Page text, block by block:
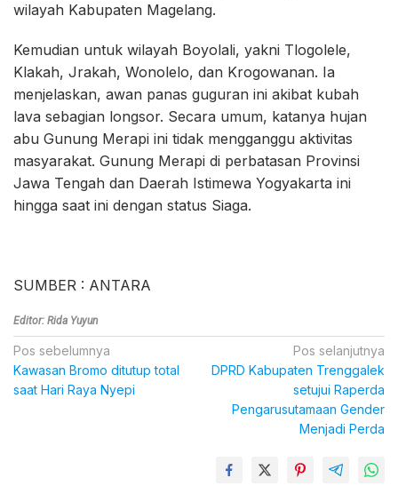
wilayah Kabupaten Magelang.
Kemudian untuk wilayah Boyolali, yakni Tlogolele,
Klakah, Jrakah, Wonolelo, dan Krogowanan. Ia
menjelaskan, awan panas guguran ini akibat kubah
lava sebagian longsor. Secara umum, katanya hujan
abu Gunung Merapi ini tidak mengganggu aktivitas
masyarakat. Gunung Merapi di perbatasan Provinsi
Jawa Tengah dan Daerah Istimewa Yogyakarta ini
hingga saat ini dengan status Siaga.
SUMBER : ANTARA
Editor: Rida Yuyun
Navigasi
pos
Pos sebelumnya
Kawasan Bromo ditutup total
saat Hari Raya Nyepi
Pos selanjutnya
DPRD Kabupaten Trenggalek
setujui Raperda
Pengarusutamaan Gender
Menjadi Perda